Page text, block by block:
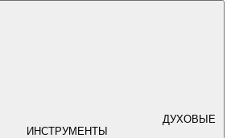
ДУХОВЫЕ
ИНСТРУМЕНТЫ